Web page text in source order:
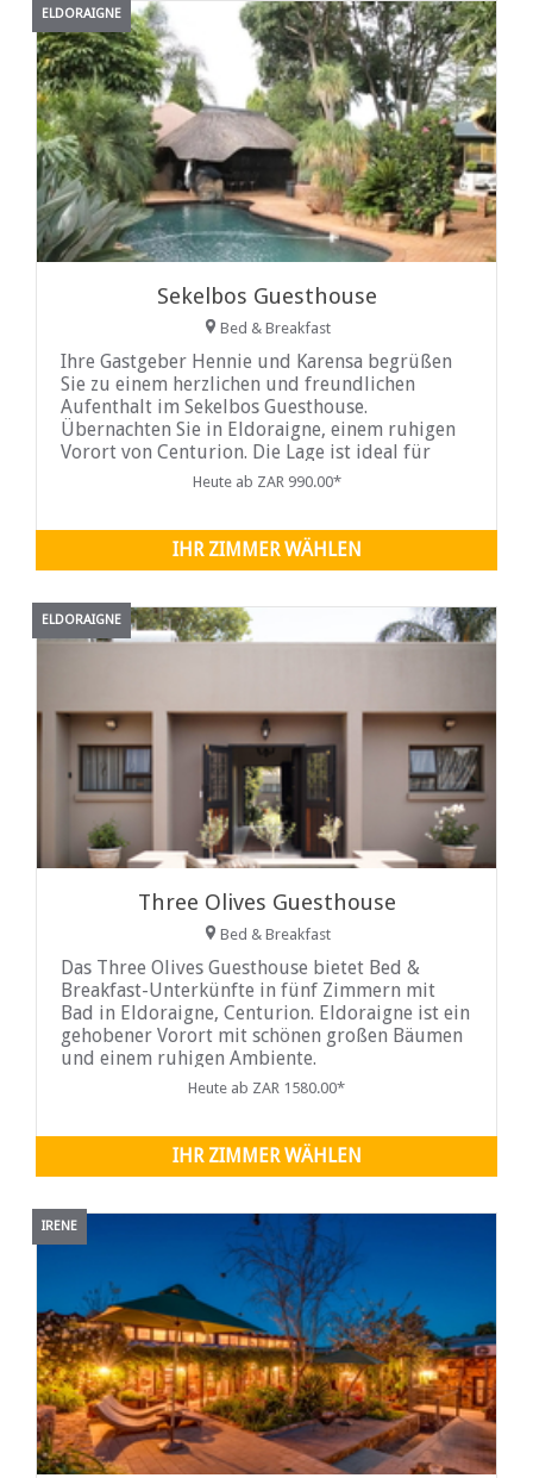
ELDORAIGNE
Sekelbos Guesthouse
Bed & Breakfast
Ihre Gastgeber Hennie und Karensa begrüßen
Sie zu einem herzlichen und freundlichen
Aufenthalt im Sekelbos Guesthouse.
Übernachten Sie in Eldoraigne, einem ruhigen
Vorort von Centurion. Die Lage ist ideal für
Touristen und Geschäftsreisende mit einfachem
Heute ab ZAR 990.00*
IHR ZIMMER WÄHLEN
ELDORAIGNE
Three Olives Guesthouse
Bed & Breakfast
Das Three Olives Guesthouse bietet Bed &
Breakfast-Unterkünfte in fünf Zimmern mit
Bad in Eldoraigne, Centurion. Eldoraigne ist ein
gehobener Vorort mit schönen großen Bäumen
und einem ruhigen Ambiente.
Heute ab ZAR 1580.00*
IHR ZIMMER WÄHLEN
IRENE